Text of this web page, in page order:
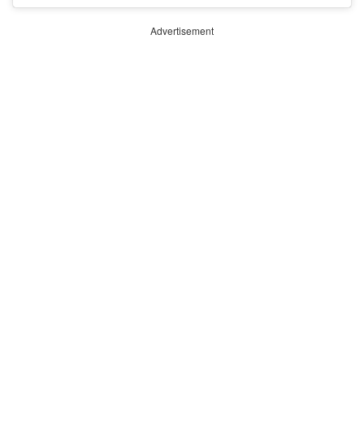
Advertisement